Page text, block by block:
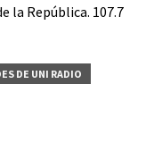
la República. 107.7
DE UNI RADIO